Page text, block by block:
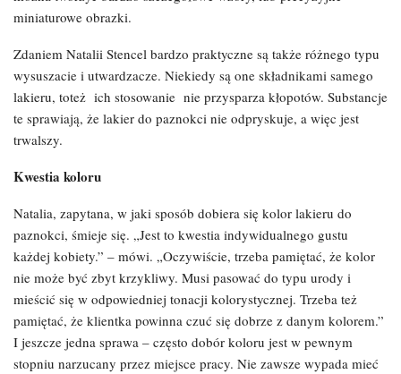
miniaturowe obrazki.
Zdaniem Natalii Stencel bardzo praktyczne są także różnego typu
wysuszacie i utwardzacze. Niekiedy są one składnikami samego
lakieru, toteż ich stosowanie nie przysparza kłopotów. Substancje
te sprawiają, że lakier do paznokci nie odpryskuje, a więc jest
trwalszy.
Kwestia koloru
Natalia, zapytana, w jaki sposób dobiera się kolor lakieru do
paznokci, śmieje się. „Jest to kwestia indywidualnego gustu
każdej kobiety.” – mówi. „Oczywiście, trzeba pamiętać, że kolor
nie może być zbyt krzykliwy. Musi pasować do typu urody i
mieścić się w odpowiedniej tonacji kolorystycznej. Trzeba też
pamiętać, że klientka powinna czuć się dobrze z danym kolorem.”
I jeszcze jedna sprawa – często dobór koloru jest w pewnym
stopniu narzucany przez miejsce pracy. Nie zawsze wypada mieć